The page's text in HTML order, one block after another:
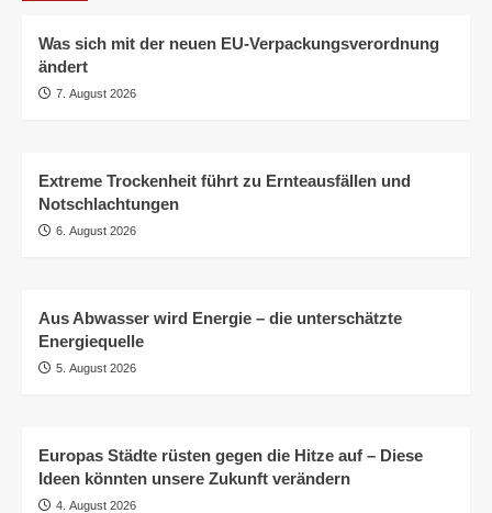
Was sich mit der neuen EU-Verpackungsverordnung
ändert
7. August 2026
Extreme Trockenheit führt zu Ernteausfällen und
Notschlachtungen
6. August 2026
Aus Abwasser wird Energie – die unterschätzte
Energiequelle
5. August 2026
Europas Städte rüsten gegen die Hitze auf – Diese
Ideen könnten unsere Zukunft verändern
4. August 2026